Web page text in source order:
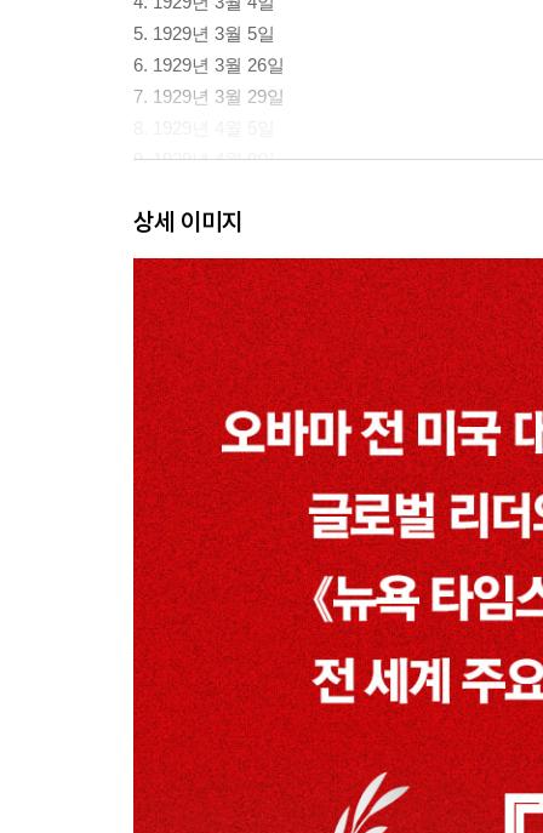
5. 1929년 3월 5일
6. 1929년 3월 26일
7. 1929년 3월 29일
9. 1929년 4월 8일
11. 1929년 4월 14일
12. 1929년 5월 7일
13. 1929년 6월 4일
14. 1929년 6월 29일
15. 1929년 9월 2일
16. 1929년 10월 2일
17. 1929년 10월 6일
18. 1929년 10월 10일
19. 1929년 10월 24일
20. 1929년 10월 27일
21. 1929년 11월 6일
22. 1929년 11월 8일
23. 1929년 11월 13일
24. 1929년 12월 19일
25. 1929년 12월 21일
2부
26. 1930년 9월 30일
27. 1930년 10월 28일
28. 1930년 11월 5일
상세 이미지